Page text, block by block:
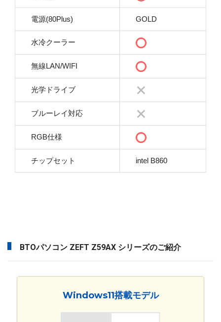
電源(80Plus) GOLD
水冷クーラー
無線LAN/WIFI
光学ドライブ
ブルーレイ対応
RGB仕様
チップセット intel B860
BTOパソコン ZEFT Z59AX シリーズのご紹介
Windows11搭載モデル